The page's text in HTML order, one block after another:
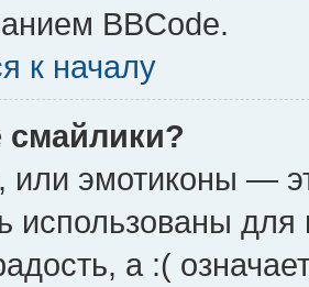
BBCode.
к началу
смайлики?
эмотиконы —
использованы
а :(